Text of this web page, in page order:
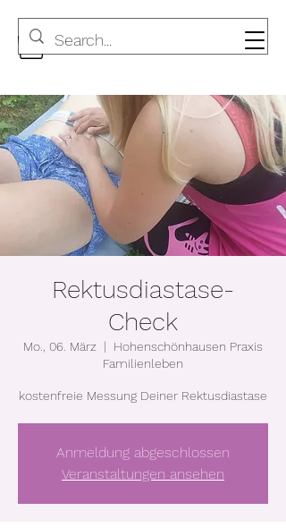
Rektusdiastase-
Check
Mo., 06. März
  |
Hohenschönhausen Praxis
Familienleben
kostenfreie Messung Deiner Rektusdiastase
Anmeldung abgeschlossen
Veranstaltungen ansehen